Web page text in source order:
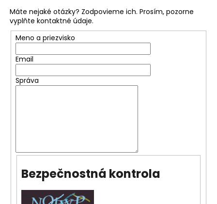
Máte nejaké otázky? Zodpovieme ich. Prosím, pozorne
vyplňte kontaktné údaje.
Meno a priezvisko
Email
Správa
Bezpečnostná kontrola